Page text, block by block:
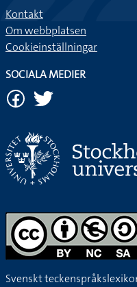
Kontakt
Om webbplatsen
Cookieinställningar
SOCIALA MEDIER
Svenskt